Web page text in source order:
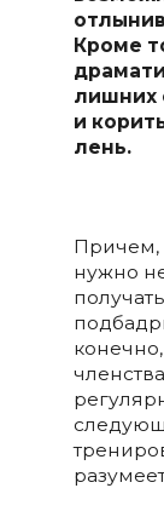
Кроме
лишних
и
лень.
Причем,
нужно